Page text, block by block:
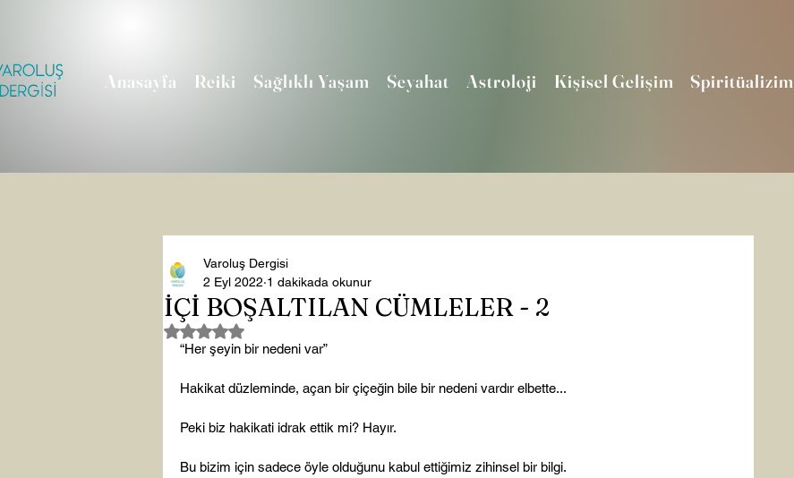
Anasayfa Reiki Sağlıklı Yaşam Seyahat Astroloji Kişisel Gelişim Spiritüalizim
İÇİ BOŞALTILAN CÜMLELER - 2
Varoluş Dergisi
2 Eyl 2022 1 dakikada okunur
5 üzerinden NaN yıldız
“Her şeyin bir nedeni var”
Hakikat düzleminde, açan bir çiçeğin bile bir nedeni vardır elbette...
Peki biz hakikati idrak ettik mi? Hayır.
Bu bizim için sadece öyle olduğunu kabul ettiğimiz zihinsel bir bilgi.